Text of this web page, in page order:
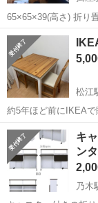
65×65×39(高さ) 折り畳み不可 14日で処分します。
です。
島根 安来市
松江
約5年ほど前にIKEAで購入しました。
横:74cm 奥行き:74cm 【傷などの状態】片方の椅子座面に汚れあり(写
真2)。もう片方は目
そ...
島根 松江市
キ
ン
乃木